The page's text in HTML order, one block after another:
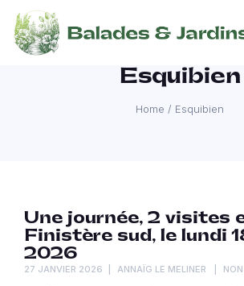
Esquibien
Home / Esquibien
Une journée, 2 visites
Finistère sud, le lundi
2026
27 JANVIER 2026 ANNAÏG LE MELINER